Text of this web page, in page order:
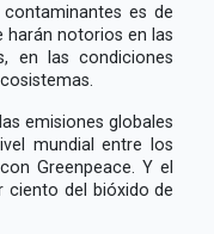
es de
harán notorios en las
en las condiciones
emisiones globales
mundial entre los
Greenpeace. Y el
ciento del bióxido de